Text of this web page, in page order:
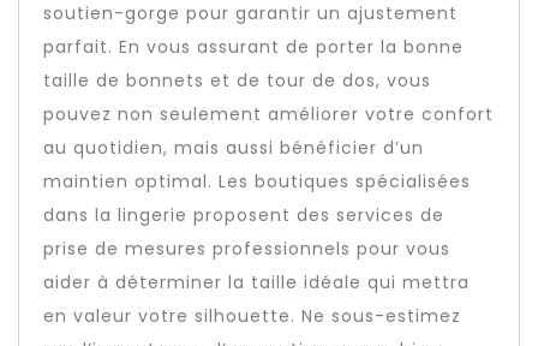
soutien-gorge pour garantir un ajustement
parfait. En vous assurant de porter la bonne
taille de bonnets et de tour de dos, vous
pouvez non seulement améliorer votre confort
au quotidien, mais aussi bénéficier d’un
maintien optimal. Les boutiques spécialisées
dans la lingerie proposent des services de
prise de mesures professionnels pour vous
aider à déterminer la taille idéale qui mettra
en valeur votre silhouette. Ne sous-estimez